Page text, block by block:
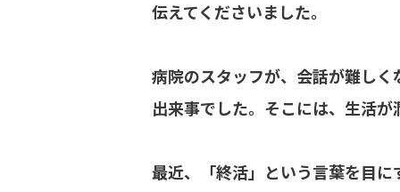
伝えてくださいました。
病院のスタッフが、会話が難し
出来事でした。そこには、生活
最近、「終活」という言葉を目